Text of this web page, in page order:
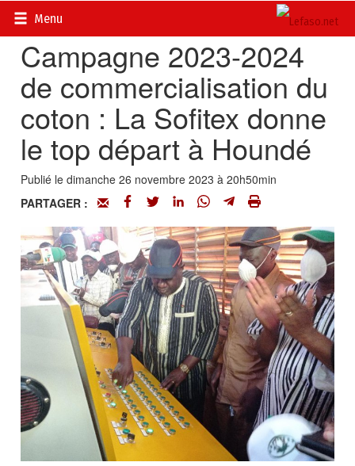
Menu
Accueil>
Campagne 2023-2024
de commercialisation du
coton : La Sofitex donne
le top départ à Houndé
Publié le dimanche 26 novembre 2023 à 20h50min
PARTAGER :